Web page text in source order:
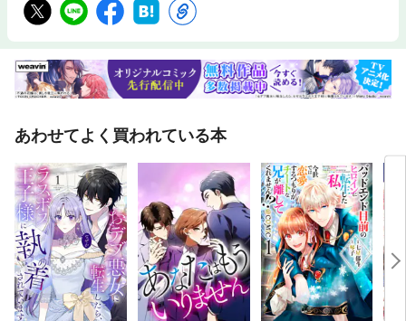
あわせてよく買われている本